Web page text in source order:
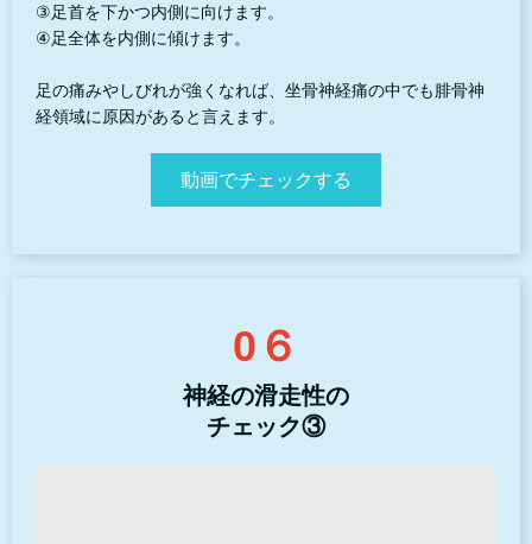
③足首を下かつ内側に向けます。
④足全体を内側に傾けます。
足の痛みやしびれが強くなれば、坐骨神経痛の中でも腓骨神
経領域に原因があると言えます。
動画でチェックする
0６
神経の滑走性の
チェック③